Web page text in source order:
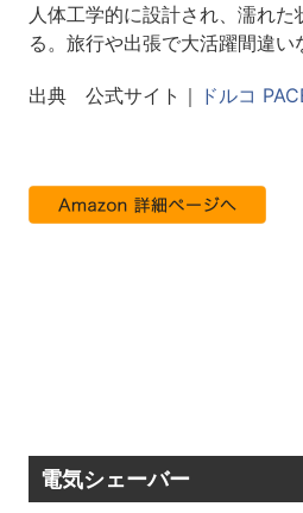
人体工学的に設計され、濡れた
る。旅行や出張で大活躍間違い
出典 公式サイト｜ ドルコ
電気シェーバー